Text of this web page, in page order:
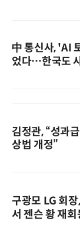
中 통신사, 'AI
었다…한국도
김정관, “성과
상법 개정”
구광모 LG 회
서 젠슨 황 재회